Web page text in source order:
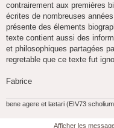
contrairement aux premières
écrites de nombreuses
présente des élements
texte contient aussi des
et philosophiques partagées
regretable que ce texte fut
Fabrice
bene agere et lætari (EIV73
Afficher les